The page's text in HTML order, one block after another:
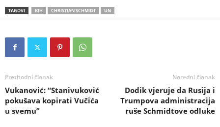
TAGOVI BIH CHRISTIAN SCHMIDT UN
Prethodni članak
Vukanović: “Stanivuković
pokušava kopirati Vučića
u svemu”
Naredni članak
Dodik vjeruje da Rusija i
Trumpova administracija
ruše Schmidtove odluke